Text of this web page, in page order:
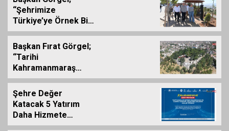
“Şehrimize
Türkiye’ye Örnek Bir
Çevre Projesi
Kazandırdık”
Başkan Fırat Görgel;
“Tarihi
Kahramanmaraş
Kalemizde
Çalışmalar
Tamamlanıyor”
Şehre Değer
Katacak 5 Yatırım
Daha Hizmete
Giriyor